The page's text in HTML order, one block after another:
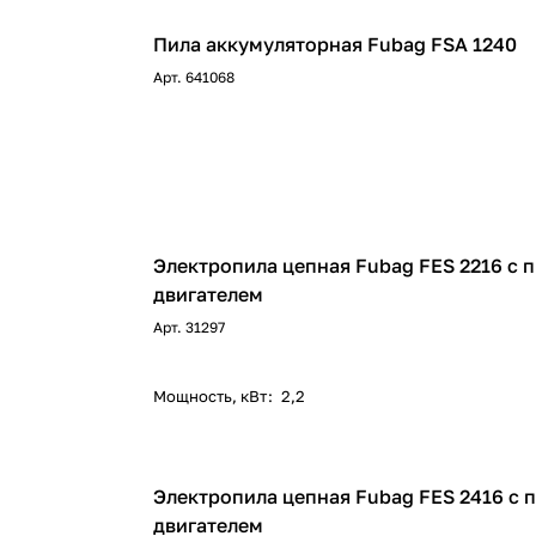
Пила аккумуляторная Fubag FSA 1240
Арт. 641068
Электропила цепная Fubag FES 2216 с
двигателем
Арт. 31297
Мощность, кВт: 2,2
Электропила цепная Fubag FES 2416 c
двигателем